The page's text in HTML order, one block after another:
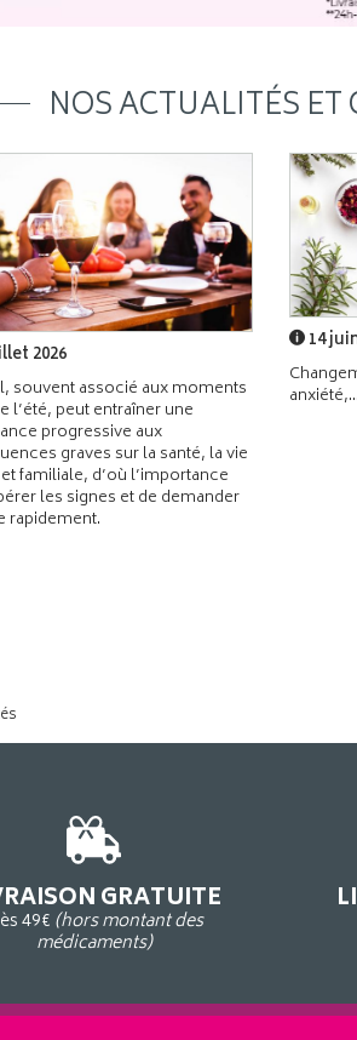
NOS ACTUALITÉS ET
2026
souvent associé aux moments
l’été, peut entraîner une
progressive aux
graves sur la santé, la vie
familiale, d’où l’importance
les signes et de demander
rapidement.
14
anxiété,...
GRATUITE
49€(hors montant des
médicaments)